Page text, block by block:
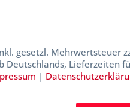
gesetzl. Mehrwertsteuer
Deutschlands, Lieferzeiten
|